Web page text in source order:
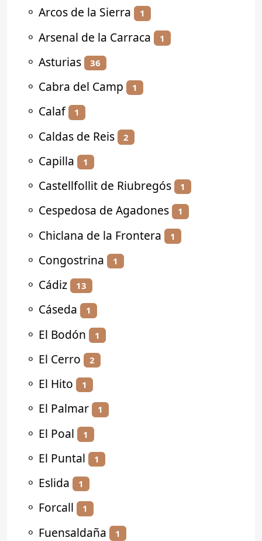
⚬ Arcos de la Sierra 1
⚬ Arsenal de la Carraca 1
⚬ Asturias 36
⚬ Cabra del Camp 1
⚬ Calaf 1
⚬ Caldas de Reis 2
⚬ Capilla 1
⚬ Castellfollit de Riubregós 1
⚬ Cespedosa de Agadones 1
⚬ Chiclana de la Frontera 1
⚬ Congostrina 1
⚬ Cádiz 13
⚬ Cáseda 1
⚬ El Bodón 1
⚬ El Cerro 2
⚬ El Hito 1
⚬ El Palmar 1
⚬ El Poal 1
⚬ El Puntal 1
⚬ Eslida 1
⚬ Forcall 1
⚬ Fuensaldaña 1